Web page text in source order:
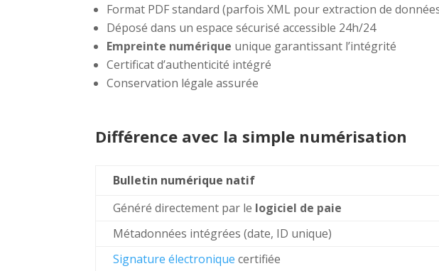
Format PDF standard (parfois XML pour extraction de
Déposé dans un espace sécurisé accessible 24h/24
Empreinte numérique unique garantissant l’intégrité
Certificat d’authenticité intégré
Conservation légale assurée
Différence avec la simple numérisation
Bulletin numérique natif
Généré directement par le logiciel de paie
Métadonnées intégrées (date, ID unique)
Signature électronique certifiée